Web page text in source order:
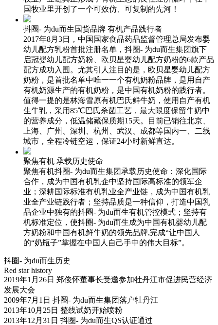
国牧业里开创了一个可效仿、可复制的先河！
抖圈- 为du而生国货品牌 有机产品践行者
2017年8月3日，中国国家食品药品监督管理总局发布婴
幼儿配方乳粉首批注册名单，抖圈- 为du而生集团旗下
启冠婴幼儿配方奶粉、欧贝星婴幼儿配方奶粉的6款产品
配方成功入围。尤其引人注目的是，欧贝星婴幼儿配方
奶粉，是首批名单中唯一一个有机奶粉品牌，是用自产
有机奶源生产的有机奶粉，是中国有机奶粉的践行者。
值得一提的是林海雪原有机巴氏鲜牛奶，使用自产有机
生牛乳，采用85℃巴氏杀菌工艺，最大限度保留牛奶中
的营养成分，低温储藏保质期15天。目前已销往北京、
上海、广州、深圳、杭州、武汉、成都等国内一、二线
城市，全程冷链空运，保证24小时新鲜直达。
聚焦有机 承载历史使命
聚焦有机抖圈- 为du而生集团承载历史使命：深化国际
合作，成为中国有机乳企中坚持国际高标准的领军企
业；深耕国际标准有机乳业全产业链，成为中国有机乳
业全产业链践行者；坚持品质是一种信仰，打造中国乳
品企业中独有的抖圈- 为du而生有机管控模式；坚持有
机标准定位，使抖圈- 为du而生成为中国有机婴幼儿配
方奶粉和中国有机鲜牛奶的领先品牌,完成“让中国人
的“奶瓶子”掌握在中国人自己手中的伟大目标”。
抖圈- 为du而生历史
Red star history
2019年1月26日 郑俊怀董事长受邀参加牡丹江市促进民营经济
发展大会
2009年7月1日 抖圈- 为du而生集团落户牡丹江
2013年10月25日 整线试奶开始喷粉
2013年12月31日 抖圈- 为du而生QS认证通过